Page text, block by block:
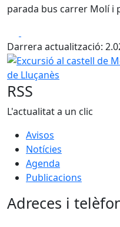
parada bus carrer Molí i
Darrera actualització:
Excursió al castell de
RSS
L'actualitat a un clic
Avisos
Notícies
Agenda
Publicacions
Adreces i